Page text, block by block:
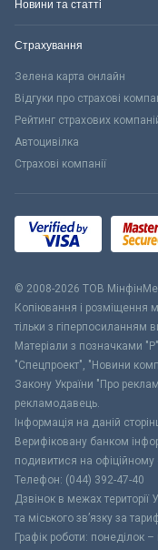
Новини та статті
Страхування
Зелена карта онлайн
Відгуки про страхові
Рейтинг страхових
Автоцивілка
Страхові компанії
© 2008-2026 ТОВ
Копіювання і розміщення
тільки з гіперпосиланням
Матеріали з позначками
"Спецпроект", "Новини
Закону України "Про
рекламодавець.
Інформація на даній
Верифіковану банком
подивитися на офіційному
Телефон: (044) 392-47-40
Дзвінок в межах території
та міського зв’язку за
Графік роботи: понеділок